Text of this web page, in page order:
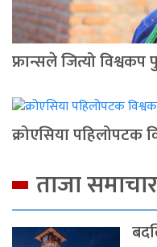
फ्रान्सले जित्यो
क्रोएसिया पहिलोपटक
ताजा समाचार